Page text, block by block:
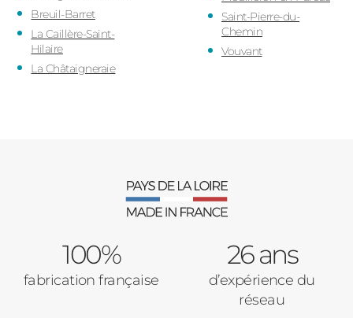
Breuil-Barret
La Caillère-Saint-
Hilaire
La Châtaigneraie
Saint-Pierre-du-
Chemin
Vouvant
100%
fabrication française
26 ans
d’expérience du
réseau